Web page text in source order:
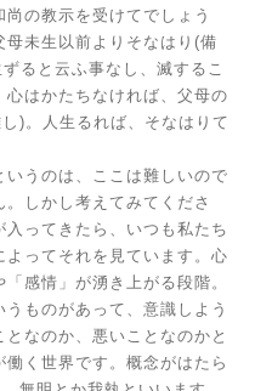
の教示を受けてでしょう
未生以前よりそなはり (備
ると云ふ事なし、滅するこ
はかたちなければ、父母の
)。人生るれば、そなはりて
うのは、ここは難しいので
しかし考えてみてくださ
ってきたら、いつも私たち
ってそれを見ています。心
感情」が湧き上がる段階。
ものがあって、意識しよう
なのか、悪いことなのかと
く世界です。概念がはたら